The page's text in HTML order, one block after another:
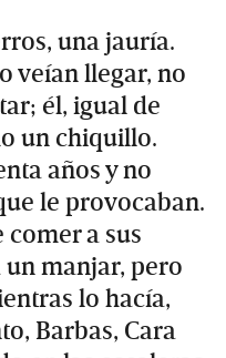
una jauría.
veían llegar, no
él, igual de
un chiquillo.
años y no
le provocaban.
comer a sus
manjar, pero
lo hacía,
Barbas, Cara